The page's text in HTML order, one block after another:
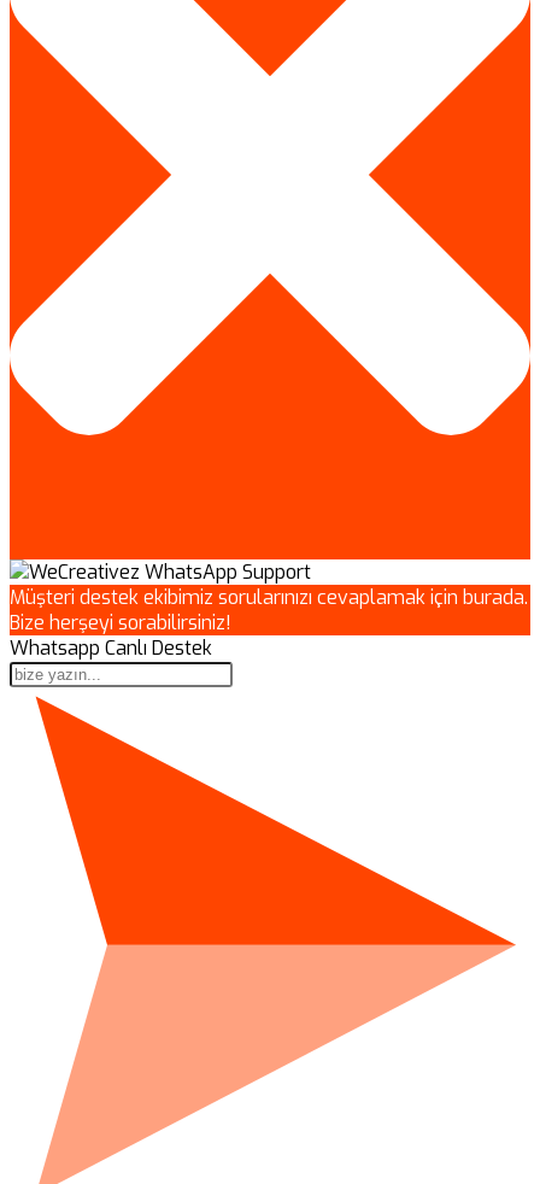
Müşteri destek ekibimiz sorularınızı cevaplamak için burada.
Bize herşeyi sorabilirsiniz!
Whatsapp Canlı Destek